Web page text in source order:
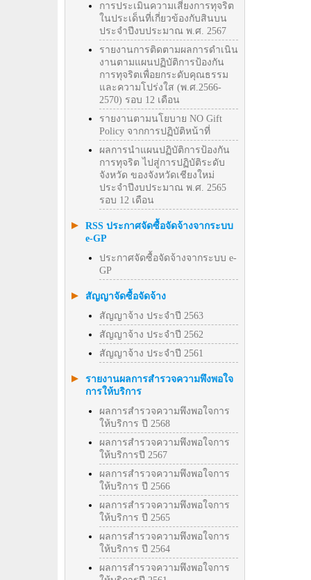
การประเมินความเสี่ยงการทุจริต
ในประเด็นที่เกี่ยวข้องกับสินบน
ประจำปีงบประมาณ พ.ศ. 2567
รายงานการติดตามผลการดำเนิน
งานตามแผนปฏิบัติการป้องกัน
การทุจริตเพื่อยกระดับคุณธรรม
และความโปร่งใส (พ.ศ.2566-
2570) รอบ 12 เดือน
รายงานตามนโยบาย NO Gift
Policy จากการปฏิบัติหน้าที่
ผลการนำแผนปฏิบัติการป้องกัน
การทุจริต ไปสู่การปฏิบัติระดับ
จังหวัด ของจังหวัดเชียงใหม่
ประจำปีงบประมาณ พ.ศ. 2565
รอบ 12 เดือน
RSS ประกาศจัดซื้อจัดจ้างจากระบบ
e-GP
ประกาศจัดซื้อจัดจ้างจากระบบ e-
GP
สัญญาจัดซื้อจัดจ้าง
สัญญาจ้าง ประจำปี 2563
สัญญาจ้าง ประจำปี 2562
สัญญาจ้าง ประจำปี 2561
รายงานผลการสำรวจความพึงพอใจ
การให้บริการ
ผลการสำรวจความพึงพอใจการ
ให้บริการ ปี 2568
ผลการสำรวจความพึงพอใจการ
ให้บริการปี 2567
ผลการสำรวจความพึงพอใจการ
ให้บริการ ปี 2566
ผลการสำรวจความพึงพอใจการ
ให้บริการ ปี 2565
ผลการสำรวจความพึงพอใจการ
ให้บริการ ปี 2564
ผลการสำรวจความพึงพอใจการ